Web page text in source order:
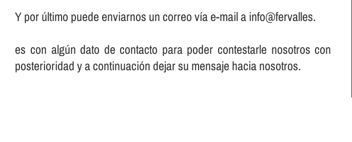
Y por último puede enviarnos un correo ví­a e-mail a info@fervalles.
es con algún dato de contacto para poder contestarle nosotros con
posterioridad y a continuación dejar su mensaje hacia nosotros.